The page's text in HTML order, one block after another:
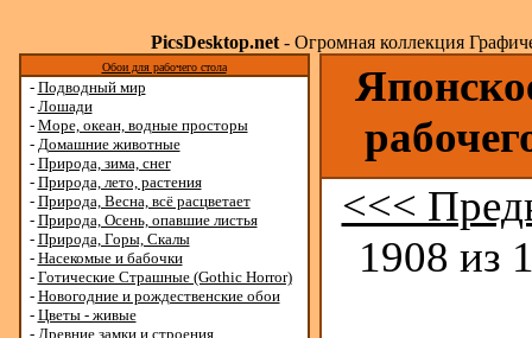
PicsDesktop.net- Огромная коллекция
Обои для рабочего стола
- Подводный мир
- Лошади
- Море, океан, водные просторы
- Домашние животные
- Природа, зима, снег
- Природа, лето, растения
- Природа, Весна, всё расцветает
- Природа, Осень, опавшие листья
- Природа, Горы, Скалы
- Насекомые и бабочки
- Готические Страшные (Gothic Horror)
- Новогодние и рождественские обои
- Цветы - живые
- Древние замки и строения
<<<
1908 из